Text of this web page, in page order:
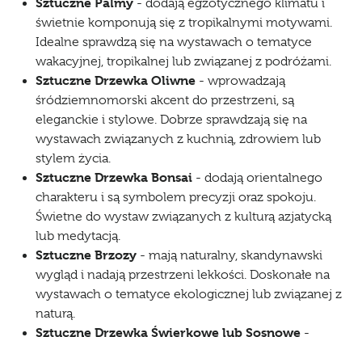
- dodają egzotycznego klimatu i
świetnie komponują się z tropikalnymi motywami.
Idealne sprawdzą się na wystawach o tematyce
wakacyjnej, tropikalnej lub związanej z podróżami.
Sztuczne Drzewka Oliwne - wprowadzają
śródziemnomorski akcent do przestrzeni, są
eleganckie i stylowe. Dobrze sprawdzają się na
wystawach związanych z kuchnią, zdrowiem lub
stylem życia.
Sztuczne Drzewka Bonsai - dodają orientalnego
charakteru i są symbolem precyzji oraz spokoju.
Świetne do wystaw związanych z kulturą azjatycką
lub medytacją.
Sztuczne Brzozy - mają naturalny, skandynawski
wygląd i nadają przestrzeni lekkości. Doskonałe na
wystawach o tematyce ekologicznej lub związanej z
naturą.
Sztuczne Drzewka Świerkowe lub Sosnowe -